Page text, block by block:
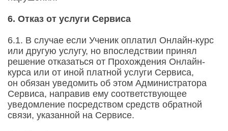
6. Отказ от услуги Сервиса
6.1. В случае если Ученик оплатил Онлайн-курс
или другую услугу, но впоследствии принял
решение отказаться от Прохождения Онлайн-
курса или от иной платной услуги Сервиса,
он обязан уведомить об этом Администратора
Сервиса, направив ему соответствующее
уведомление посредством средств обратной
связи, указанной на Сервисе.